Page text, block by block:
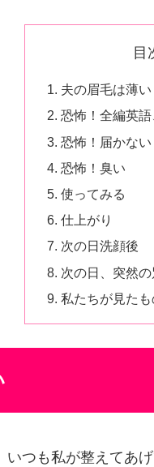
目
夫の眉毛は薄い
恐怖！全編英
恐怖！届かない
恐怖！臭い
使ってみる
仕上がり
次の日洗顔後
次の日、突然
私たちが見た
いつも私が整えてあ